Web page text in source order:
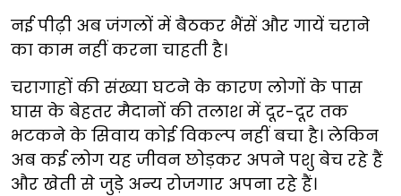
नई पीढ़ी अब जंगलों में बैठकर भैंसें और गायें चराने
का काम नहीं करना चाहती है।
चरागाहों की संख्या घटने के कारण लोगों के पास
घास के बेहतर मैदानों की तलाश में दूर-दूर तक
भटकने के सिवाय कोई विकल्प नहीं बचा है। लेकिन
अब कई लोग यह जीवन छोड़कर अपने पशु बेच रहे हैं
और खेती से जुड़े अन्य रोजगार अपना रहे हैं।